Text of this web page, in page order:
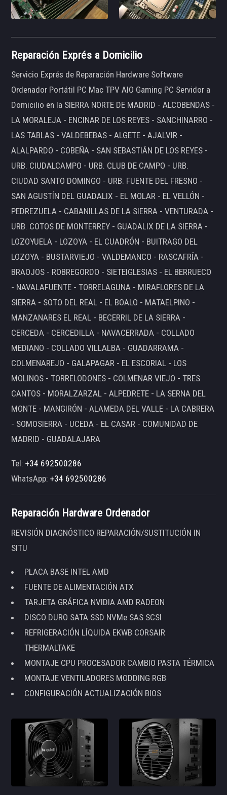
Reparación Exprés a Domicilio
Servicio Exprés de Reparación Hardware Software
Ordenador Portátil PC Mac TPV AIO Gaming PC Servidor a
Domicilio en la SIERRA NORTE DE MADRID - ALCOBENDAS -
LA MORALEJA - ENCINAR DE LOS REYES - SANCHINARRO -
LAS TABLAS - VALDEBEBAS - ALGETE - AJALVIR -
ALALPARDO - COBEÑA - SAN SEBASTIÁN DE LOS REYES -
URB. CIUDALCAMPO - URB. CLUB DE CAMPO - URB.
CIUDAD SANTO DOMINGO - URB. FUENTE DEL FRESNO -
SAN AGUSTÍN DEL GUADALIX - EL MOLAR - EL VELLÓN -
PEDREZUELA - CABANILLAS DE LA SIERRA - VENTURADA -
URB. COTOS DE MONTERREY - GUADALIX DE LA SIERRA -
LOZOYUELA - LOZOYA - EL CUADRÓN - BUITRAGO DEL
LOZOYA - BUSTARVIEJO - VALDEMANCO - RASCAFRÍA -
BRAOJOS - ROBREGORDO - SIETEIGLESIAS - EL BERRUECO
- NAVALAFUENTE - TORRELAGUNA - MIRAFLORES DE LA
SIERRA - SOTO DEL REAL - EL BOALO - MATAELPINO -
MANZANARES EL REAL - BECERRIL DE LA SIERRA -
CERCEDA - CERCEDILLA - NAVACERRADA - COLLADO
MEDIANO - COLLADO VILLALBA - GUADARRAMA -
COLMENAREJO - GALAPAGAR - EL ESCORIAL - LOS
MOLINOS - TORRELODONES - COLMENAR VIEJO - TRES
CANTOS - MORALZARZAL - ALPEDRETE - LA SERNA DEL
MONTE - MANGIRÓN - ALAMEDA DEL VALLE - LA CABRERA
- SOMOSIERRA - UCEDA - EL CASAR - COMUNIDAD DE
MADRID - GUADALAJARA
Tel:+34 692500286
WhatsApp:+34 692500286
Reparación Hardware Ordenador
REVISIÓN DIAGNÓSTICO REPARACIÓN/SUSTITUCIÓN IN
SITU
PLACA BASE INTEL AMD
FUENTE DE ALIMENTACIÓN ATX
TARJETA GRÁFICA NVIDIA AMD RADEON
DISCO DURO SATA SSD NVMe SAS SCSI
REFRIGERACIÓN LÍQUIDA EKWB CORSAIR
THERMALTAKE
MONTAJE CPU PROCESADOR CAMBIO PASTA TÉRMICA
MONTAJE VENTILADORES MODDING RGB
CONFIGURACIÓN ACTUALIZACIÓN BIOS